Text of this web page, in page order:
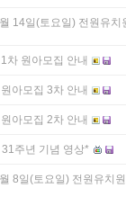
14일(토요일) 전원유
차 원아모집 안내
아모집 3차 안내
아모집 2차 안내
주년 기념 영상*
8일(토요일) 전원유치